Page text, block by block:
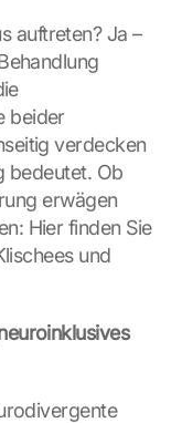
auftreten? Ja –
beider
verdecken
bedeutet. Ob
erwägen
Hier finden Sie
und